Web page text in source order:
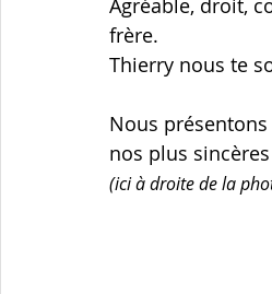
Agréable, droit,
frère.
Thierry nous te
Nous
nos plus
(ici à droite de la